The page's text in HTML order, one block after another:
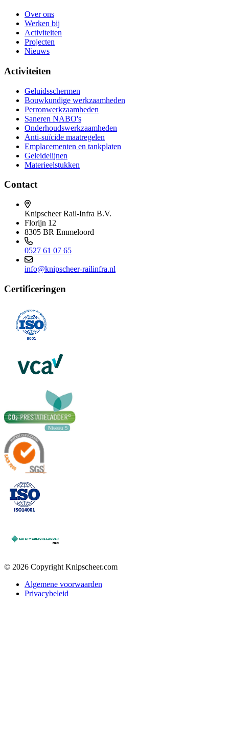
Over ons
Werken bij
Activiteiten
Projecten
Nieuws
Activiteiten
Geluidsschermen
Bouwkundige werkzaamheden
Perronwerkzaamheden
Saneren NABO's
Onderhoudswerkzaamheden
Anti-suïcide maatregelen
Emplacementen en tankplaten
Geleidelijnen
Materieelstukken
Contact
Knipscheer Rail-Infra B.V.
Florijn 12
8305 BR Emmeloord
0527 61 07 65
info@knipscheer-railinfra.nl
Certificeringen
© 2026 Copyright Knipscheer.com
Algemene voorwaarden
Privacybeleid